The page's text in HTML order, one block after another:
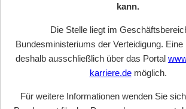
kann.
Die Stelle liegt im
Bundesministeriums der Verteidigung.
deshalb ausschließlich über das Portal
karriere.demöglich.
Für weitere Informationen wenden Sie